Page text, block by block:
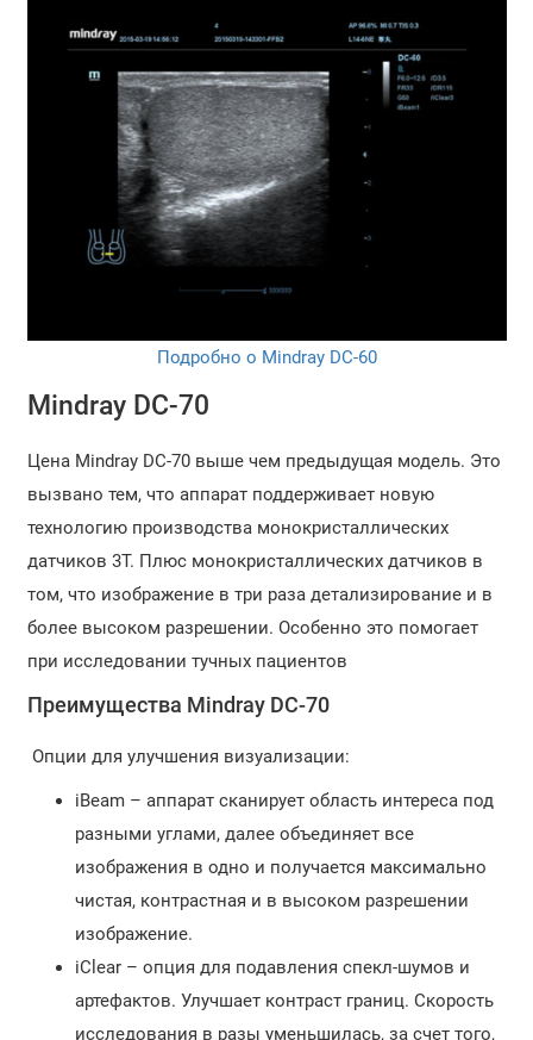
Подробно о Mindray DC-60
Mindray DC-70
Цена Mindray DC-70 выше чем предыдущая модель. Это
вызвано тем, что аппарат поддерживает новую
технологию производства монокристаллических
датчиков 3T. Плюс монокристаллических датчиков в
том, что изображение в три раза детализирование и в
более высоком разрешении. Особенно это помогает
при исследовании тучных пациентов
Преимущества Mindray DC-70
Опции для улучшения визуализации:
iBeam – аппарат сканирует область интереса под
разными углами, далее объединяет все
изображения в одно и получается максимально
чистая, контрастная и в высоком разрешении
изображение.
iClear – опция для подавления спекл-шумов и
артефактов. Улучшает контраст границ. Скорость
исследования в разы уменьшилась, за счет того,